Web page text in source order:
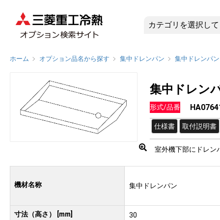
ホーム オプション品名から探す 集中ドレンパン 集中ドレンパン
集中ドレン
形式/品番
仕様書 取付説明書
室外機下部にドレン
機材名称 集中ドレンパン
寸法（高さ） [mm] 30